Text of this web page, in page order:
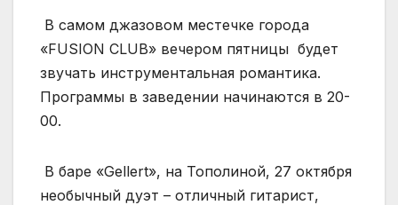
В самом джазовом местечке города
«FUSION CLUB» вечером пятницы будет
звучать инструментальная романтика.
Программы в заведении начинаются в 20-
00.
В баре «Gellert», на Тополиной, 27 октября
необычный дуэт – отличный гитарист,